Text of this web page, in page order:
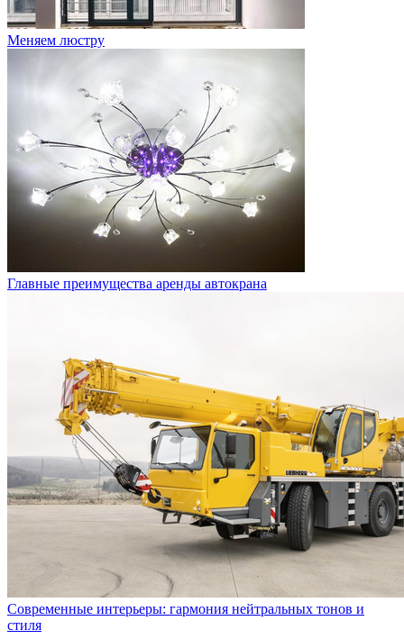
Меняем люстру
Главные преимущества аренды автокрана
Современные интерьеры: гармония нейтральных тонов и
стиля